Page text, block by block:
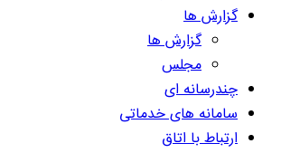
گزارش ها
گزارش ها
مجلس
چندرسانه ای
سامانه های خدماتی
ارتباط با اتاق